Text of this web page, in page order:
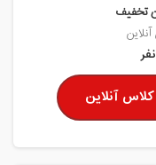
تخفیف
آنلاین